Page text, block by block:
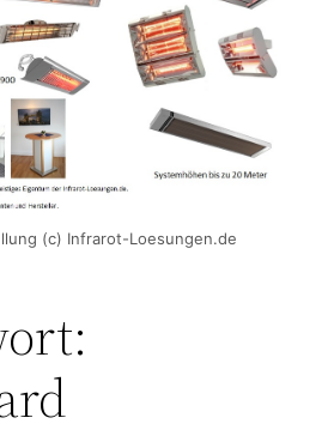
(c) Infrarot-Loesungen.de